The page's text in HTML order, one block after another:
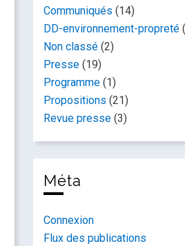
Communiqués (14)
DD-environnement-propreté
Non classé (2)
Presse (19)
Programme (1)
Propositions (21)
Revue presse (3)
Méta
Connexion
Flux des publications